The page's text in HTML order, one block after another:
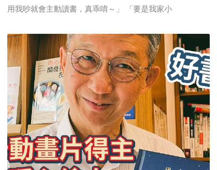
用我吵就會主動讀書，真乖唷～」 「要是我家小